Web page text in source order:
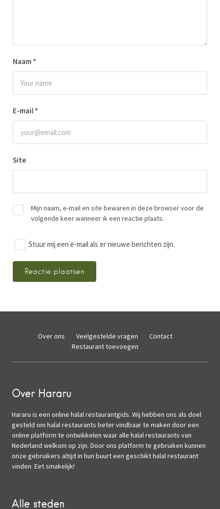
Naam *
E-mail *
Site
Mijn naam, e-mail en site bewaren in deze browser voor de
volgende keer wanneer ik een reactie plaats.
Stuur mij een e-mail als er nieuwe berichten zijn.
Over ons Veelgestelde vragen
Contact
Restaurant toevoegen
Over Hararu
Hararu is een online halal restaurantgids. Wij hebben ons als doel
gesteld om halal restaurants beter vindbaar te maken door een
online platform te ontwikkelen waar alle halal restaurants van
Nederland welkom op zijn. Door ons platform te gebruiken kunnen
onze gebruikers altijd in hun buurt een geschikt halal restaurant
vinden. Eet smakelijk!
Alle steden